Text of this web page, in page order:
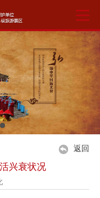
返回
兴衰状况